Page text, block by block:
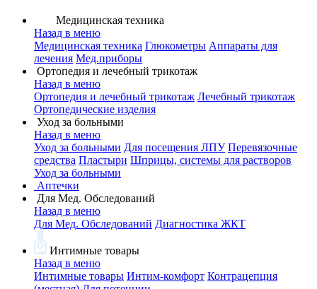
Медицинская техника
Назад в меню
Медицинская техника Глюкометры Аппараты для
лечения Мед.приборы
Ортопедия и лечебный трикотаж
Назад в меню
Ортопедия и лечебный трикотаж Лечебный трикотаж
Ортопедические изделия
Уход за больными
Назад в меню
Уход за больными Для посещения ЛПУ Перевязочные
средства Пластыри Шприцы, системы для растворов
Уход за больными
Аптечки
Для Мед. Обследований
Назад в меню
Для Мед. Обследований Диагностика ЖКТ
Интимные товары
Назад в меню
Интимные товары Интим-комфорт Контрацепция